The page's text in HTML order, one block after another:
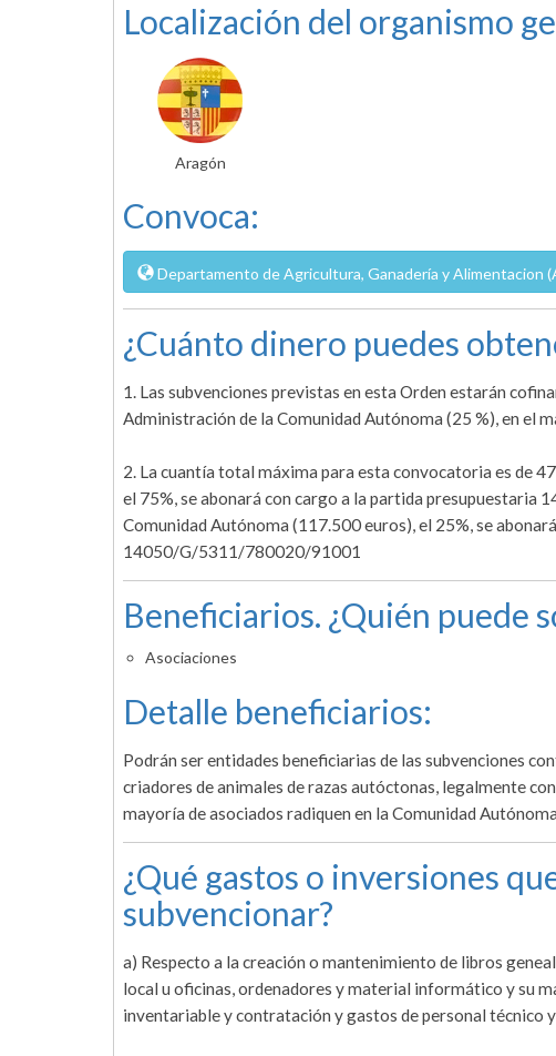
Localización del organismo
Aragón
Convoca:
Departamento de Agricultura, Ganadería y Alimentacion
¿Cuánto dinero puedes
1. Las subvenciones previstas en esta Orden estarán
Administración de la Comunidad Autónoma (25 %), en el
2. La cuantía total máxima para esta convocatoria es de
el 75%, se abonará con cargo a la partida
Comunidad Autónoma (117.500 euros), el 25%, se
14050/G/5311/780020/91001
Beneficiarios. ¿Quién puede
Asociaciones
Detalle beneficiarios:
Podrán ser entidades beneficiarias de las subvenciones
criadores de animales de razas autóctonas, legalmente
mayoría de asociados radiquen en la Comunidad
¿Qué gastos o inversiones
subvencionar?
a) Respecto a la creación o mantenimiento de libros
local u oficinas, ordenadores y material informático y su
inventariable y contratación y gastos de personal técnico